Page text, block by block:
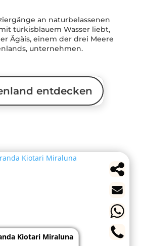
an naturbelassenen
türkisblauem Wasser liebt,
Ägäis, einem der drei Meere
unternehmen.
entdecken
Kiotari Miraluna